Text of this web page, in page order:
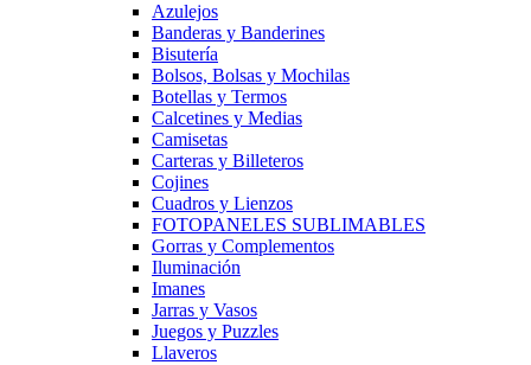
Azulejos
Banderas y Banderines
Bisutería
Bolsos, Bolsas y Mochilas
Botellas y Termos
Calcetines y Medias
Camisetas
Carteras y Billeteros
Cojines
Cuadros y Lienzos
FOTOPANELES SUBLIMABLES
Gorras y Complementos
Iluminación
Imanes
Jarras y Vasos
Juegos y Puzzles
Llaveros